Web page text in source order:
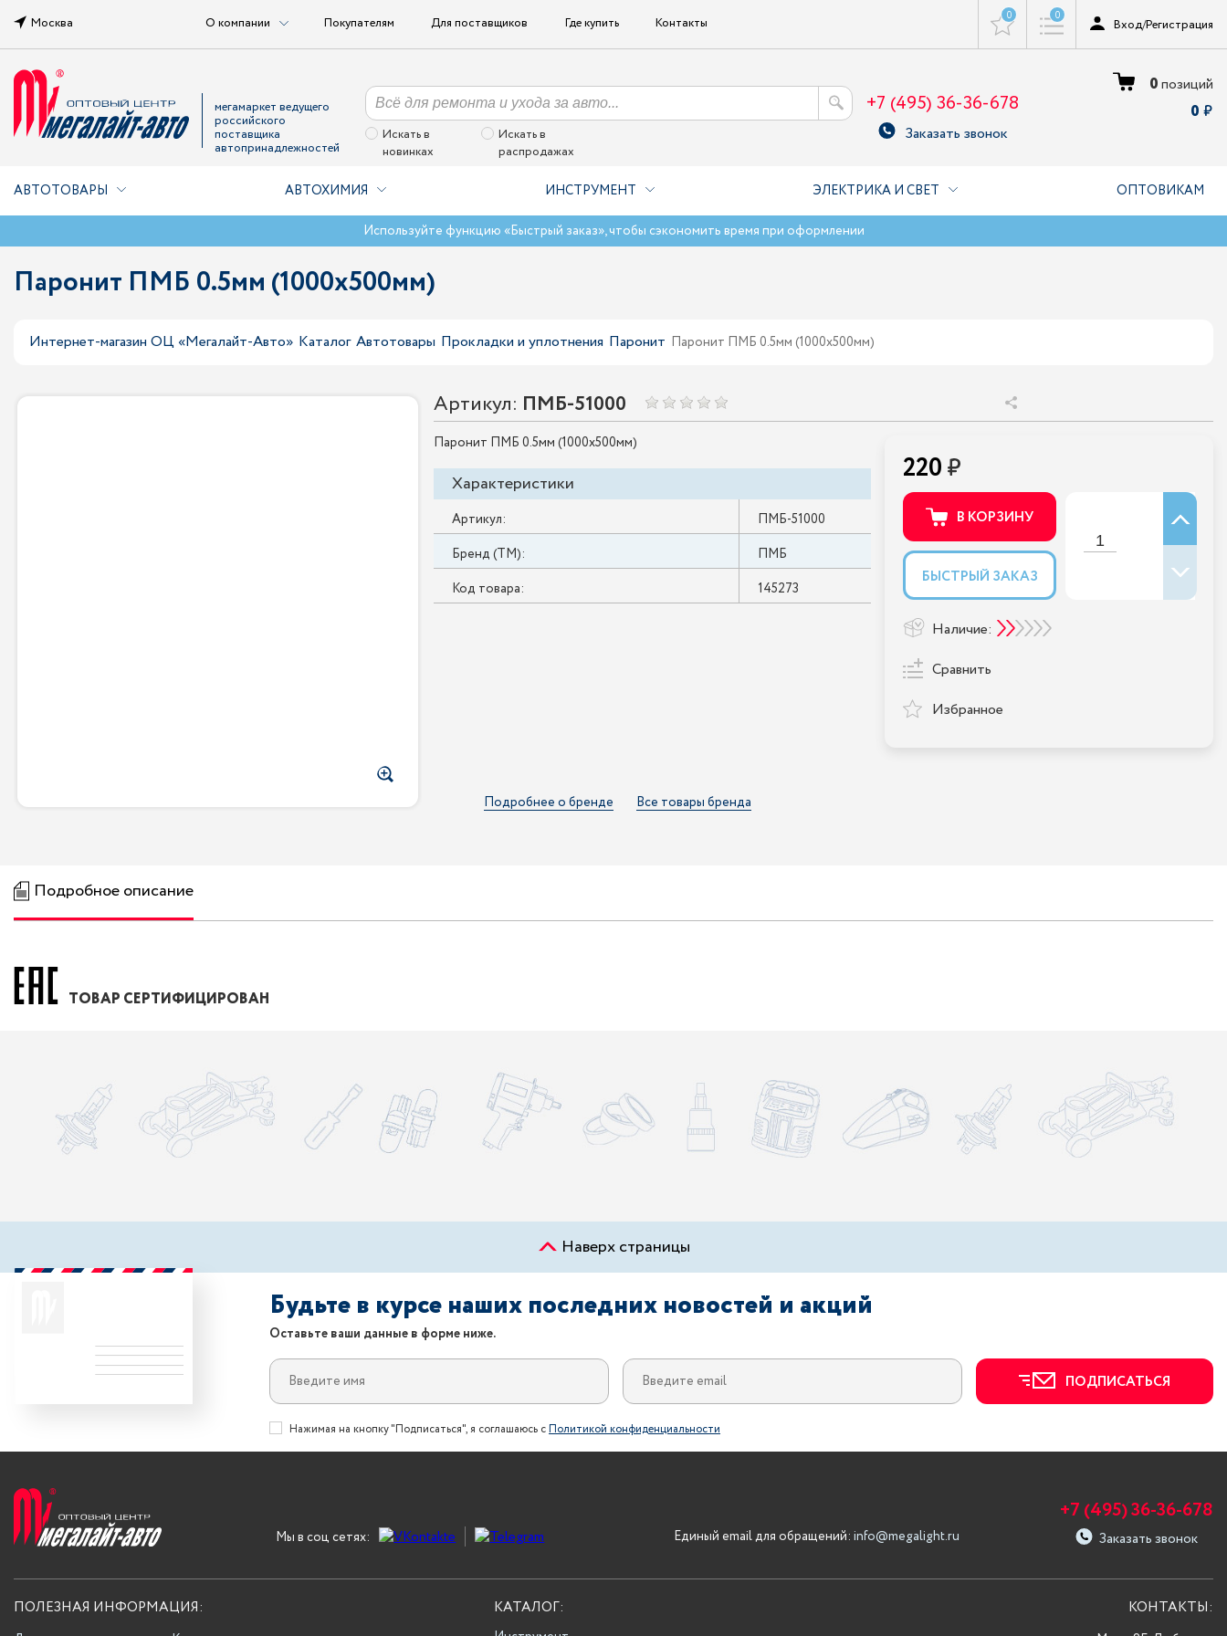
Москва О компании Покупателям Для поставщиков Где купить Контакты 0 0
Вход/Регистрация
мегамаркет ведущего
российского
поставщика
автопринадлежностей
Искать в
новинках
Искать в
распродажах
+7 (495) 36-36-678
Заказать звонок
0позиций
0
АВТОТОВАРЫ АВТОХИМИЯ ИНСТРУМЕНТ ЭЛЕКТРИКА И СВЕТ ОПТОВИКАМ
Используйте функцию «Быстрый заказ», чтобы сэкономить время при оформлении
Паронит ПМБ 0.5мм (1000х500мм)
Интернет-магазин ОЦ «Мегалайт-Авто» Каталог Автотовары Прокладки и уплотнения Паронит Паронит ПМБ 0.5мм (1000х500мм)
Артикул: ПМБ-51000
Паронит ПМБ 0.5мм (1000х500мм)
Характеристики
Артикул:
ПМБ-51000
Бренд (ТМ):
ПМБ
Код товара:
145273
220
В КОРЗИНУ
БЫСТРЫЙ ЗАКАЗ
Наличие:
Сравнить
Избранное
Подробнее о бренде Все товары бренда
Подробное описание
ТОВАР СЕРТИФИЦИРОВАН
Наверх страницы
Будьте в курсе наших последних новостей и акций
Оставьте ваши данные в форме ниже.
ПОДПИСАТЬСЯ
Нажимая на кнопку "Подписаться", я соглашаюсь сПолитикой конфиденциальности
Мы в соц сетях: Единый email для обращений: info@megalight.ru
+7 (495) 36-36-678
Заказать звонок
ПОЛЕЗНАЯ ИНФОРМАЦИЯ: КАТАЛОГ: КОНТАКТЫ: